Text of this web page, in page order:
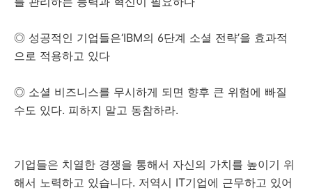
◎ 성공적인 기업들은‘IBM의 6단계 소셜 전략’을 효과적
으로 적용하고 있다
◎ 소셜 비즈니스를 무시하게 되면 향후 큰 위험에 빠질
수도 있다. 피하지 말고 동참하라.
기업들은 치열한 경쟁을 통해서 자신의 가치를 높이기 위
해서 노력하고 있습니다. 저역시 IT기업에 근무하고 있어